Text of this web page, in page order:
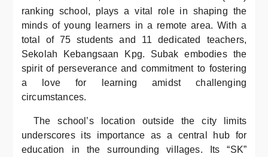
ranking school, plays a vital role in shaping the
minds of young learners in a remote area. With a
total of 75 students and 11 dedicated teachers,
Sekolah Kebangsaan Kpg. Subak embodies the
spirit of perseverance and commitment to fostering
a love for learning amidst challenging
circumstances.
The school’s location outside the city limits
underscores its importance as a central hub for
education in the surrounding villages. Its “SK”